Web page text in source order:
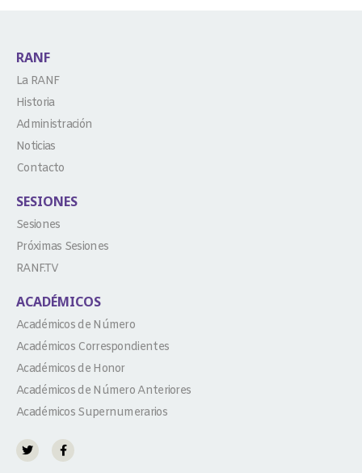
RANF
La RANF
Historia
Administración
Noticias
Contacto
SESIONES
Sesiones
Próximas Sesiones
RANF.TV
ACADÉMICOS
Académicos de Número
Académicos Correspondientes
Académicos de Honor
Académicos de Número Anteriores
Académicos Supernumerarios